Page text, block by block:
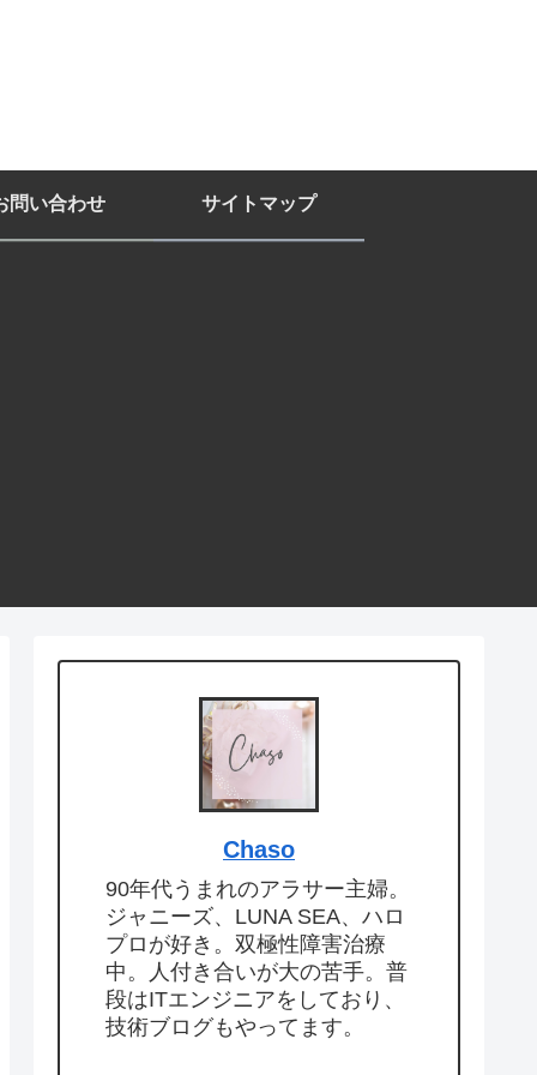
問い合わせ サイトマップ
Chaso
90年代うまれのアラサー主婦。
ジャニーズ、LUNA SEA、ハロ
プロが好き。双極性障害治療
中。人付き合いが大の苦手。普
段はITエンジニアをしており、
技術ブログもやってます。